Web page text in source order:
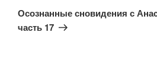
Осознанные сновидения с
часть 17